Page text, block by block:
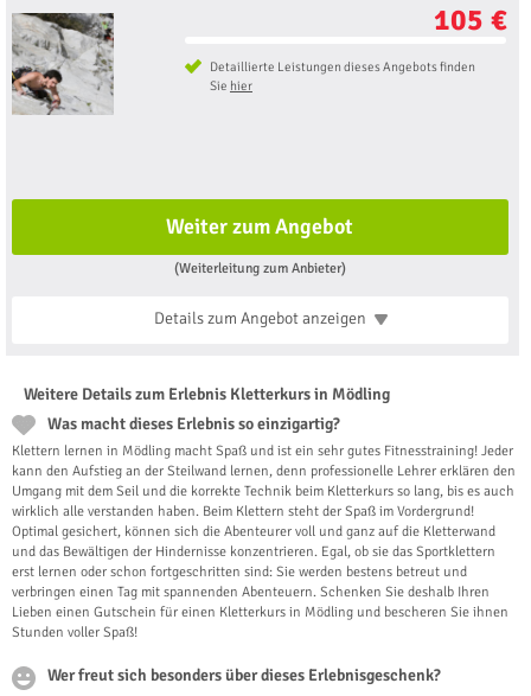
105 €
Detaillierte Leistungen dieses Angebots finden
Sie hier
Weiter zum Angebot
(Weiterleitung zum Anbieter)
Details zum Angebotanzeigen
Weitere Details zum Erlebnis Kletterkurs in Mödling
Was macht dieses Erlebnis so einzigartig?
Klettern lernen in Mödling macht Spaß und ist ein sehr gutes Fitnesstraining! Jeder
kann den Aufstieg an der Steilwand lernen, denn professionelle Lehrer erklären den
Umgang mit dem Seil und die korrekte Technik beim Kletterkurs so lang, bis es auch
wirklich alle verstanden haben. Beim Klettern steht der Spaß im Vordergrund!
Optimal gesichert, können sich die Abenteurer voll und ganz auf die Kletterwand
und das Bewältigen der Hindernisse konzentrieren. Egal, ob sie das Sportklettern
erst lernen oder schon fortgeschritten sind: Sie werden bestens betreut und
verbringen einen Tag mit spannenden Abenteuern. Schenken Sie deshalb Ihren
Lieben einen Gutschein für einen Kletterkurs in Mödling und bescheren Sie ihnen
Stunden voller Spaß!
Wer freut sich besonders über dieses Erlebnisgeschenk?